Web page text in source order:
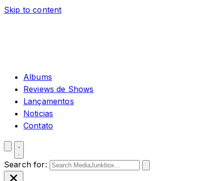
Skip to content
Albums
Reviews de Shows
Lançamentos
Noticias
Contato
Search for: